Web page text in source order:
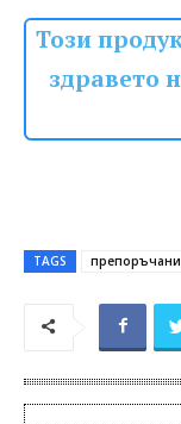
Този
здравето
TAGS препоръчани